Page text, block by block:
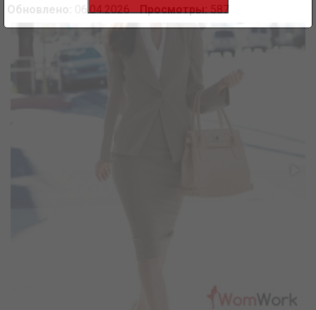
Обновлено: 06.04.2026 Просмотры:587